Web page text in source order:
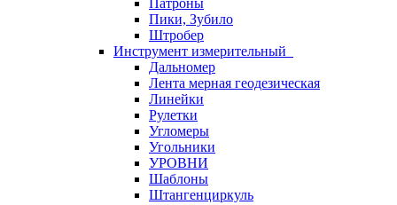
Патроны
Пики, Зубило
Штробер
Инструмент измерительный
Дальномер
Лента мерная геодезическая
Линейки
Рулетки
Угломеры
Угольники
УРОВНИ
Шаблоны
Штангенциркуль